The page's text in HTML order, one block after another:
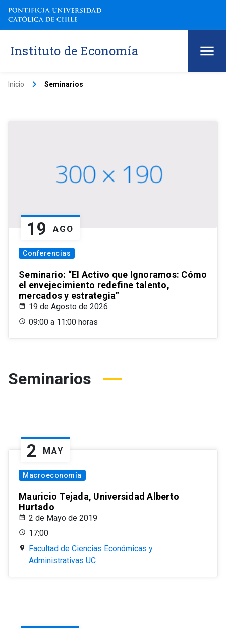
Instituto de Economía
Inicio keyboard_arrow_right Seminarios
19 AGO
Conferencias
Seminario: “El Activo que Ignoramos: Cómo
el envejecimiento redefine talento,
mercados y estrategia”
19 de Agosto de 2026
09:00 a 11:00 horas
Seminarios
2 MAY
Macroeconomía
Mauricio Tejada, Universidad Alberto
Hurtado
2 de Mayo de 2019
17:00
Facultad de Ciencias Económicas y
Administrativas UC